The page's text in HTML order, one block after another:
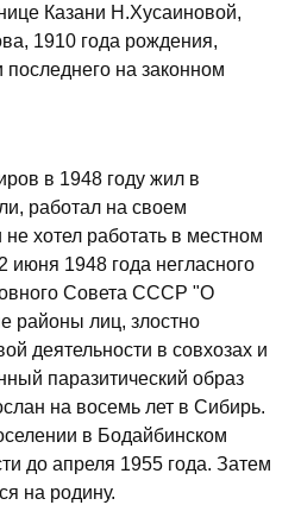
Казани Н.Хусаиновой,
1910 года рождения,
на законном
в 1948 году жил в
работал на своем
хотел работать в местном
июня 1948 года негласного
Совета СССР "О
районы лиц, злостно
деятельности в совхозах и
паразитический образ
на восемь лет в Сибирь.
в Бодайбинском
до апреля 1955 года. Затем
на родину.